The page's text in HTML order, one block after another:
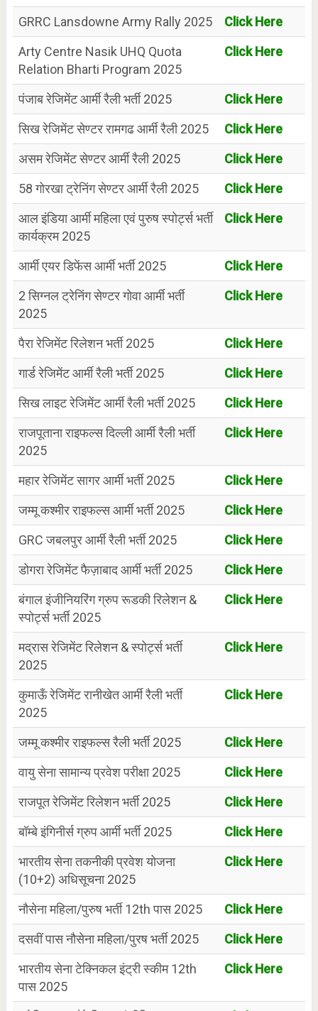
GRRC Lansdowne Army Rally 2025
Click Here
Arty Centre Nasik UHQ Quota
Relation Bharti Program 2025
Click Here
पंजाब रेजिमेंट आर्मी रैली भर्ती 2025
Click Here
सिख रेजिमेंट सेण्टर रामगढ आर्मी रैली 2025
Click Here
असम रेजिमेंट सेण्टर आर्मी रैली 2025
Click Here
58 गोरखा ट्रेनिंग सेण्टर आर्मी रैली 2025
Click Here
आल इंडिया आर्मी महिला एवं पुरुष स्पोर्ट्स भर्ती
कार्यक्रम 2025
Click Here
आर्मी एयर डिफेंस आर्मी भर्ती 2025
Click Here
2 सिग्नल ट्रेनिंग सेण्टर गोवा आर्मी भर्ती
2025
Click Here
पैरा रेजिमेंट रिलेशन भर्ती 2025
Click Here
गार्ड रेजिमेंट आर्मी रैली भर्ती 2025
Click Here
सिख लाइट रेजिमेंट आर्मी रैली भर्ती 2025
Click Here
राजपूताना राइफल्स दिल्ली आर्मी रैली भर्ती
2025
Click Here
महार रेजिमेंट सागर आर्मी भर्ती 2025
Click Here
जम्मू कश्मीर राइफल्स आर्मी भर्ती 2025
Click Here
GRC जबलपुर आर्मी रैली भर्ती 2025
Click Here
डोगरा रेजिमेंट फैज़ाबाद आर्मी भर्ती 2025
Click Here
बंगाल इंजीनियरिंग ग्रुप रूडकी रिलेशन &
स्पोर्ट्स भर्ती 2025
Click Here
मद्रास रेजिमेंट रिलेशन & स्पोर्ट्स भर्ती
2025
Click Here
कुमाऊँ रेजिमेंट रानीखेत आर्मी रैली भर्ती
2025
Click Here
जम्मू कश्मीर राइफल्स रैली भर्ती 2025
Click Here
वायु सेना सामान्य प्रवेश परीक्षा 2025
Click Here
राजपूत रेजिमेंट रिलेशन भर्ती 2025
Click Here
बॉम्बे इंगिनीर्स ग्रुप आर्मी भर्ती 2025
Click Here
भारतीय सेना तकनीकी प्रवेश योजना
(10+2) अधिसूचना 2025
Click Here
नौसेना महिला/पुरुष भर्ती 12th पास 2025
Click Here
दसवीं पास नौसेना महिला/पुरष भर्ती 2025
Click Here
भारतीय सेना टेक्निकल इंट्री स्कीम 12th
पास 2025
Click Here